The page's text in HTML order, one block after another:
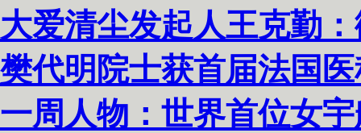
大爱清尘发起人王克勤
樊代明院士获首届法国
一周人物：世界首位女